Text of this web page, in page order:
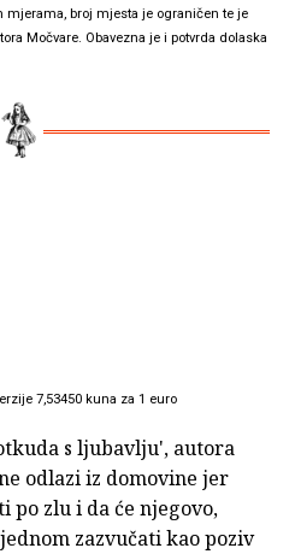
broj mjesta je ograničen te je
Močvare. Obavezna je i potvrda dolaska
7,53450 kuna za 1 euro
s ljubavlju', autora
odlazi iz domovine jer
po zlu i da će njegovo,
zazvučati kao poziv